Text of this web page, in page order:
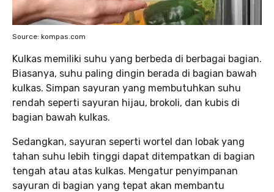
Source: kompas.com
Kulkas memiliki suhu yang berbeda di berbagai bagian.
Biasanya, suhu paling dingin berada di bagian bawah
kulkas. Simpan sayuran yang membutuhkan suhu
rendah seperti sayuran hijau, brokoli, dan kubis di
bagian bawah kulkas.
Sedangkan, sayuran seperti wortel dan lobak yang
tahan suhu lebih tinggi dapat ditempatkan di bagian
tengah atau atas kulkas. Mengatur penyimpanan
sayuran di bagian yang tepat akan membantu